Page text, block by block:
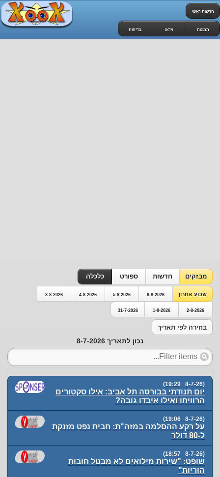
חדשות ראשי
תמונות וידאו בדיחות
מבזקים חדשות ספורט כלכלה
שבוע אחרון 6-8-2026
5-8-2026
4-8-2026
3-8-2026
2-8-2026
1-8-2026
31-7-2026
בחירה לפי תאריך
נכון לתאריך 8-7-2026
(8-7-26 19:29)
יום תנודתי בבורסה תל אביב: אילו סקטורים
הרוויחו ואילו איבדו גובה?
(8-7-26 19:06)
על רקע ההסלמה במזה"ת: חבית נפט מזנקת
ל-80 דולר
(8-7-26 18:57)
שופט: "שירות מילואים לא מבטל חובות
הוריות"